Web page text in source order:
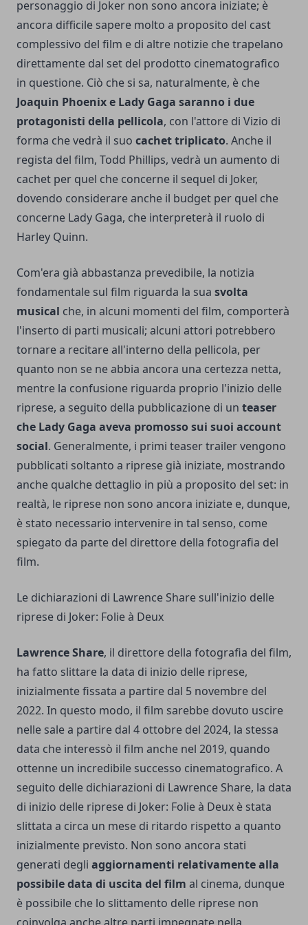
personaggio di Joker non sono ancora iniziate; è
ancora difficile sapere molto a proposito del cast
complessivo del film e di altre notizie che trapelano
direttamente dal set del prodotto cinematografico
in questione. Ciò che si sa, naturalmente, è che
Joaquin Phoenix e Lady Gaga saranno i due
protagonisti della pellicola, con l'attore di Vizio di
forma che vedrà il suo cachet triplicato. Anche il
regista del film, Todd Phillips, vedrà un aumento di
cachet per quel che concerne il sequel di Joker,
dovendo considerare anche il budget per quel che
concerne Lady Gaga, che interpreterà il ruolo di
Harley Quinn.
Com'era già abbastanza prevedibile, la notizia
fondamentale sul film riguarda la sua svolta
musical che, in alcuni momenti del film, comporterà
l'inserto di parti musicali; alcuni attori potrebbero
tornare a recitare all'interno della pellicola, per
quanto non se ne abbia ancora una certezza netta,
mentre la confusione riguarda proprio l'inizio delle
riprese, a seguito della pubblicazione di un teaser
che Lady Gaga aveva promosso sui suoi account
social. Generalmente, i primi teaser trailer vengono
pubblicati soltanto a riprese già iniziate, mostrando
anche qualche dettaglio in più a proposito del set: in
realtà, le riprese non sono ancora iniziate e, dunque,
è stato necessario intervenire in tal senso, come
spiegato da parte del direttore della fotografia del
film.
Le dichiarazioni di Lawrence Share sull'inizio delle
riprese di Joker: Folie à Deux
Lawrence Share, il direttore della fotografia del film,
ha fatto slittare la data di inizio delle riprese,
inizialmente fissata a partire dal 5 novembre del
2022. In questo modo, il film sarebbe dovuto uscire
nelle sale a partire dal 4 ottobre del 2024, la stessa
data che interessò il film anche nel 2019, quando
ottenne un incredibile successo cinematografico. A
seguito delle dichiarazioni di Lawrence Share, la data
di inizio delle riprese di Joker: Folie à Deux è stata
slittata a circa un mese di ritardo rispetto a quanto
inizialmente previsto. Non sono ancora stati
generati degli aggiornamenti relativamente alla
possibile data di uscita del film al cinema, dunque
è possibile che lo slittamento delle riprese non